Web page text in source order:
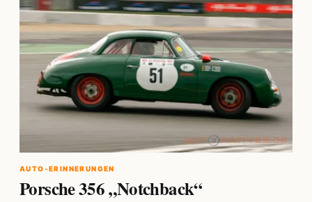
AUTO-ERINNERUNGEN
Porsche 356 „Notchback“